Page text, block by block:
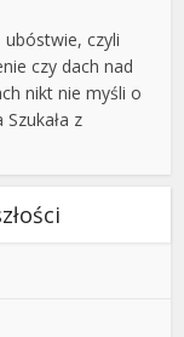
czyli
czy dach nad
nikt nie myśli o
z